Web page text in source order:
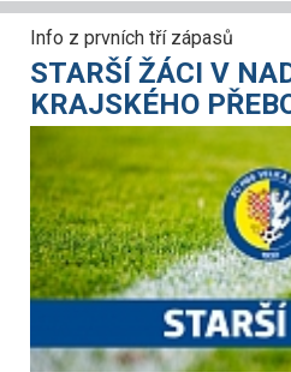
Info z prvních tří zápasů
STARŠÍ ŽÁCI V
KRAJSKÉHO